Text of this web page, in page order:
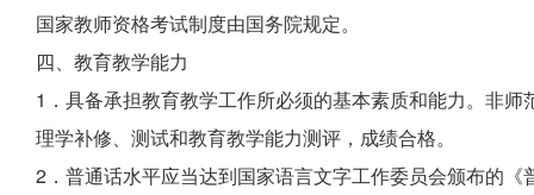
国家教师资格考试制度由国务院规定。
四、教育教学能力
1．具备承担教育教学工作所必须的基本素质和能力。非
理学补修、测试和教育教学能力测评，成绩合格。
2．普通话水平应当达到国家语言文字工作委员会颁布的